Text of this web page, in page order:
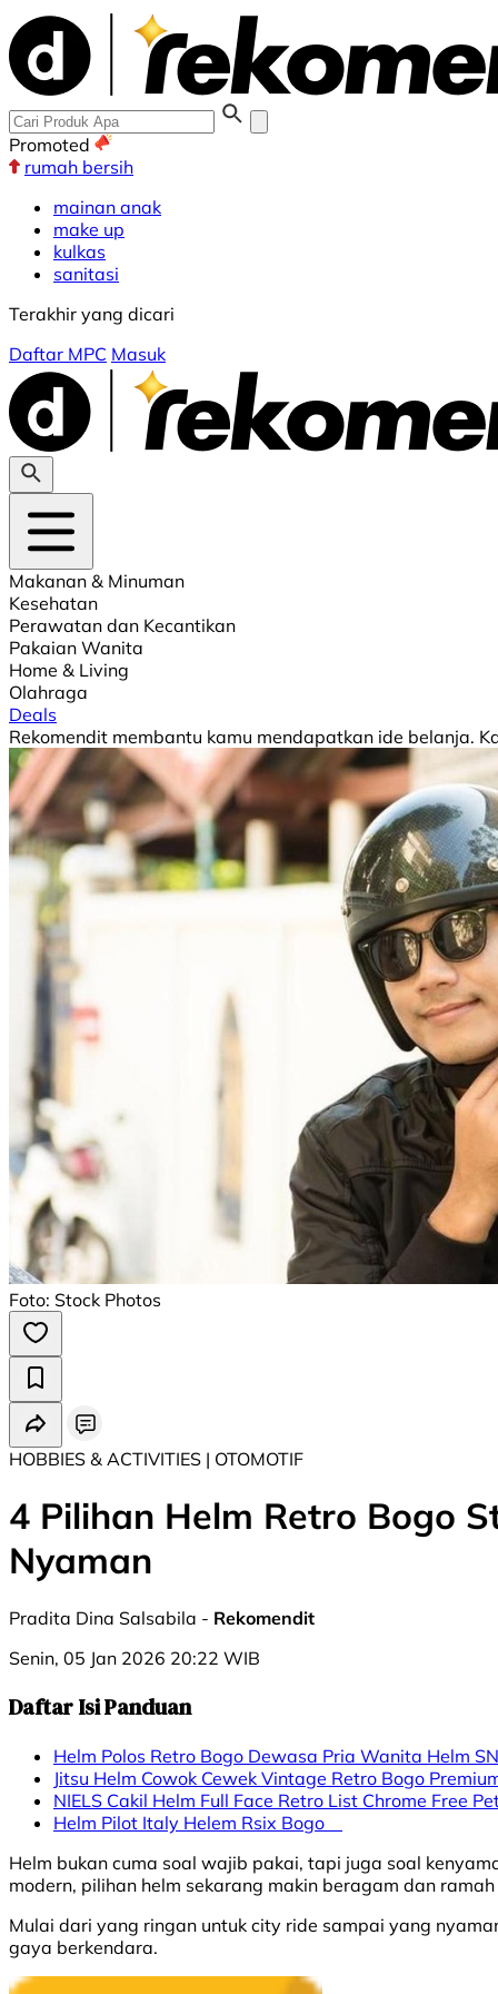
Promoted
rumah bersih
mainan anak
make up
kulkas
sanitasi
Terakhir yang dicari
Daftar MPC Masuk
Makanan & Minuman
Kesehatan
Perawatan dan Kecantikan
Pakaian Wanita
Home & Living
Olahraga
Deals
Rekomendit membantu kamu mendapatkan ide belanja.
Foto: Stock Photos
HOBBIES & ACTIVITIES | OTOMOTIF
4 Pilihan Helm Retro Bogo
Nyaman
Pradita Dina Salsabila - Rekomendit
Senin, 05 Jan 2026 20:22 WIB
Daftar Isi Panduan
Helm Polos Retro Bogo Dewasa Pria Wanita Helm
Jitsu Helm Cowok Cewek Vintage Retro Bogo
NIELS Cakil Helm Full Face Retro List Chrome Free
Helm Pilot Italy Helem Rsix Bogo
Helm bukan cuma soal wajib pakai, tapi juga soal
modern, pilihan helm sekarang makin beragam dan
Mulai dari yang ringan untuk city ride sampai yang
gaya berkendara.